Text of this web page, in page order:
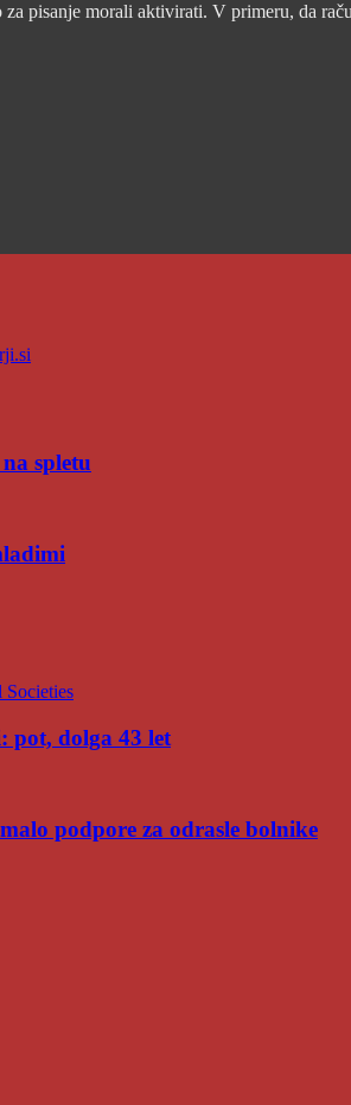
pisanje morali aktivirati. V primeru, da
spletu
pot, dolga 43 let
podpore za odrasle bolnike